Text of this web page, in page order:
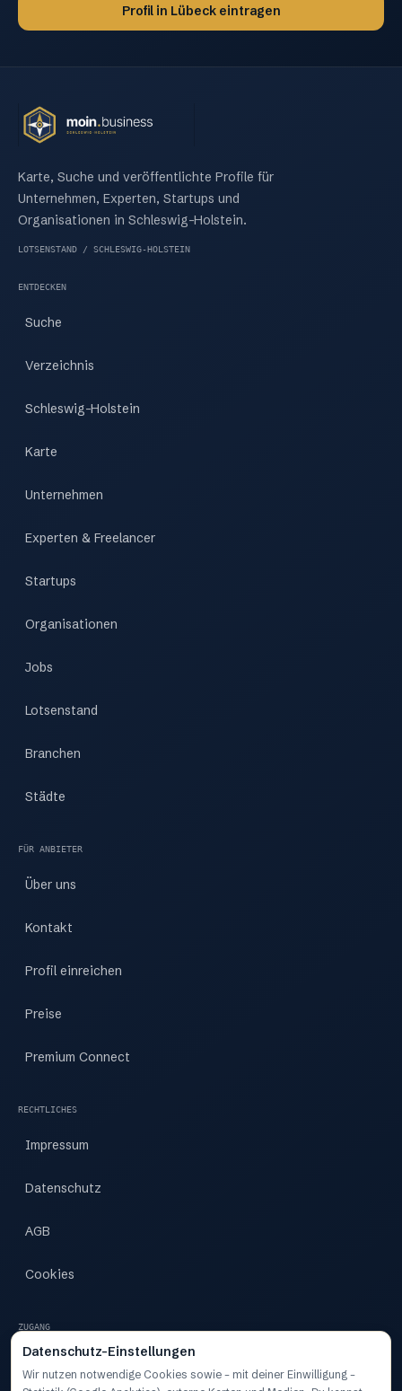
Profil in Lübeckeintragen
Karte, Suche und veröffentlichte Profile für
Unternehmen, Experten, Startups und
Organisationen in Schleswig-Holstein.
LOTSENSTAND / SCHLESWIG-HOLSTEIN
ENTDECKEN
Suche
Verzeichnis
Schleswig-Holstein
Karte
Unternehmen
Experten & Freelancer
Startups
Organisationen
Jobs
Lotsenstand
Branchen
Städte
FÜR ANBIETER
Über uns
Kontakt
Profil einreichen
Preise
Premium Connect
RECHTLICHES
Impressum
Datenschutz
AGB
Cookies
ZUGANG
Datenschutz-Einstellungen
Wir nutzen notwendige Cookies sowie – mit deiner Einwilligung –